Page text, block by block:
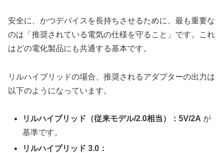
安全に、かつデバイスを長持ちさせるために、最も重要な
のは「推奨されている電気の仕様を守ること」です。これ
はどの電化製品にも共通する基本です。
リルハイブリッドの場合、推奨されるアダプターの出力は
以下のようになっています。
リルハイブリッド（従来モデル/2.0相当）：5V/2A が
基準です。
リルハイブリッド 3.0：